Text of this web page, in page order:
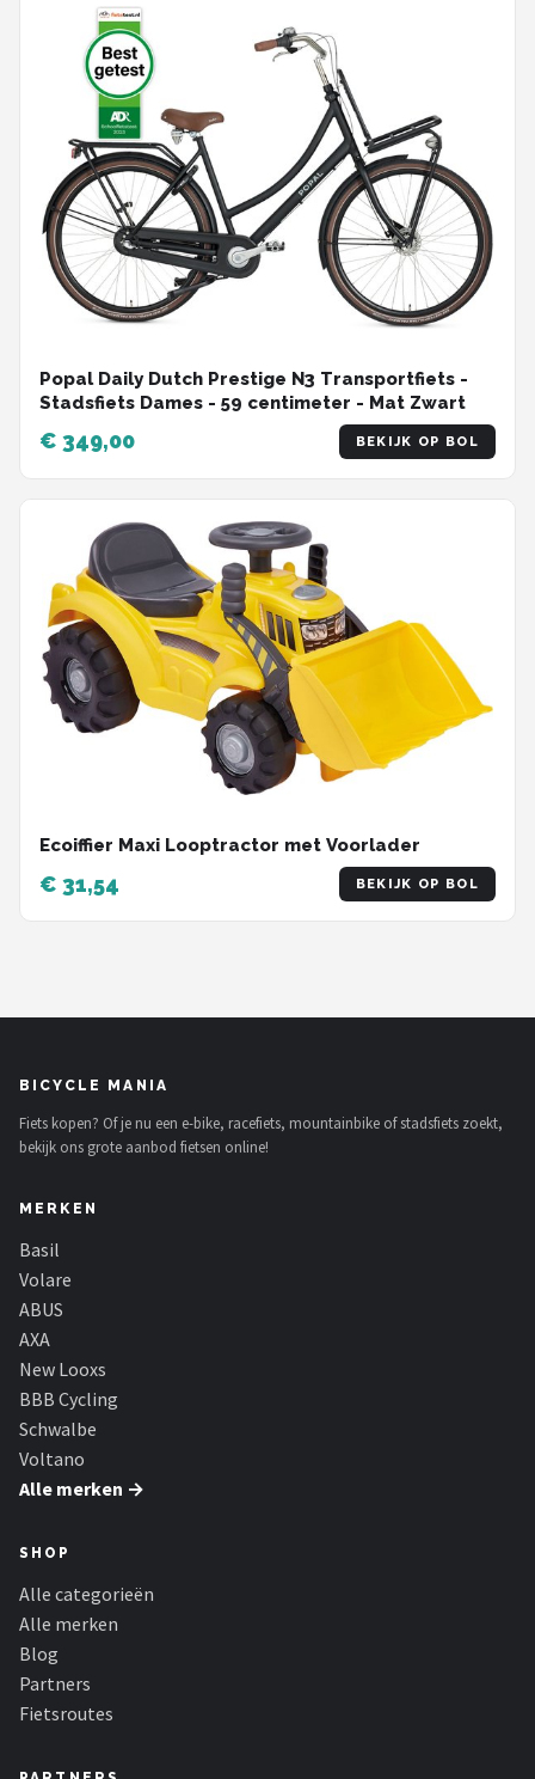
Popal Daily Dutch Prestige N3 Transportfiets -
Stadsfiets Dames - 59 centimeter - Mat Zwart
€ 349,00 BEKIJK OP BOL
Ecoiffier Maxi Looptractor met Voorlader
€ 31,54 BEKIJK OP BOL
BICYCLE MANIA
Fiets kopen? Of je nu een e-bike, racefiets, mountainbike of stadsfiets zoekt,
bekijk ons grote aanbod fietsen online!
MERKEN
Basil
Volare
ABUS
AXA
New Looxs
BBB Cycling
Schwalbe
Voltano
Alle merken →
SHOP
Alle categorieën
Alle merken
Blog
Partners
Fietsroutes